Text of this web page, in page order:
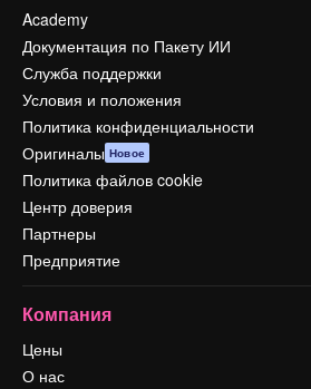
Academy
Документация по Пакету ИИ
Служба поддержки
Условия и положения
Политика конфиденциальности
Оригиналы Новое
Политика файлов cookie
Центр доверия
Партнеры
Предприятие
Компания
Цены
О нас